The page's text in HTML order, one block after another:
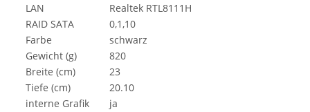
LAN
Realtek RTL8111H
RAID SATA
0,1,10
Farbe
schwarz
Gewicht (g)
820
Breite (cm)
23
Tiefe (cm)
20.10
interne Grafik
ja